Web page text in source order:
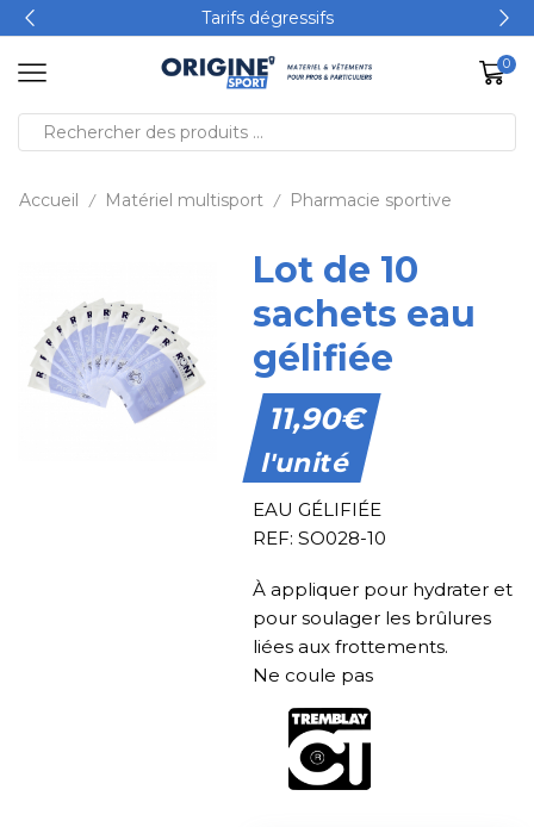
Tarifs dégressifs
0
Accueil / Matériel multisport / Pharmacie sportive
Lot de 10
sachets eau
gélifiée
11,90€
l'unité
EAU GÉLIFIÉE
REF: SO028-10
À appliquer pour hydrater et
pour soulager les brûlures
liées aux frottements.
Ne coule pas